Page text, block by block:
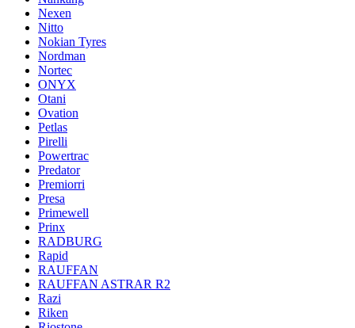
Nexen
Nitto
Nokian Tyres
Nordman
Nortec
ONYX
Otani
Ovation
Petlas
Pirelli
Powertrac
Predator
Premiorri
Presa
Primewell
Prinx
RADBURG
Rapid
RAUFFAN
RAUFFAN ASTRAR R2
Razi
Riken